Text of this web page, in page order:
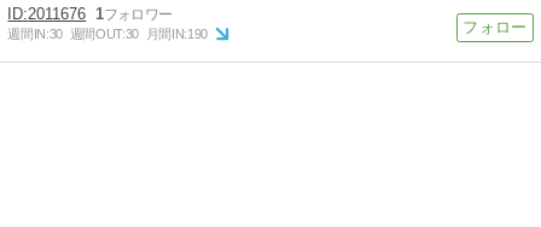
2011676 1
週間IN:30 週間OUT:30 月間IN:190